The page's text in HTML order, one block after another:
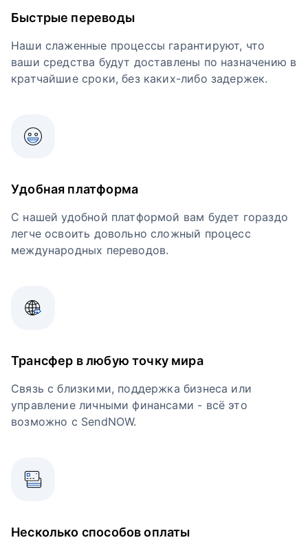
Быстрые переводы
Наши слаженные процессы гарантируют, что
ваши средства будут доставлены по назначению в
кратчайшие сроки, без каких-либо задержек.
Удобная платформа
С нашей удобной платформой вам будет гораздо
легче освоить довольно сложный процесс
международных переводов.
Трансфер в любую точку мира
Связь с близкими, поддержка бизнеса или
управление личными финансами - всё это
возможно с SendNOW.
Несколько способов оплаты